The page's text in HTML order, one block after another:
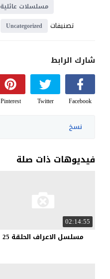
مسلسلات عائلية
تصنيفات Uncategorized
شارك الرابط
Facebook
Twitter
Pinterest
نسخ
فيديوهات ذات صلة
02:14:55
مسلسل الاعراف الحلقة 25